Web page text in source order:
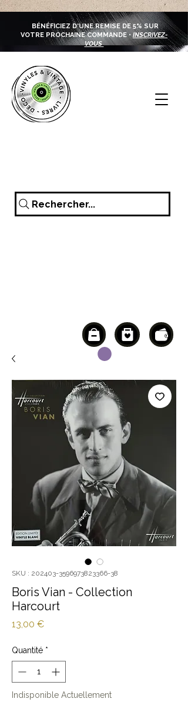
BÉNÉFICIEZ D'UNE REMISE DE 5% SUR
VOTRE PROCHAINE COMMANDE • INSCRIVEZ-
VOUS
Rechercher...
SKU : 202403-3596973823366-38
Boris Vian - Collection
Harcourt
13,00 €Prix
Quantité *
Indisponible Actuellement